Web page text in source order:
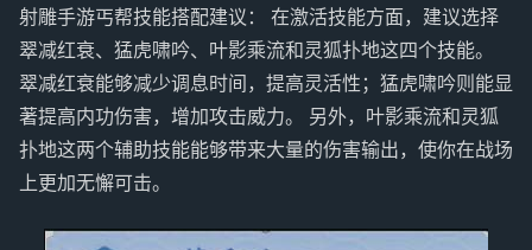
射雕手游丐帮技能搭配建议： 在激活技能方面，建议选择
翠减红衰、猛虎啸吟、叶影乘流和灵狐扑地这四个技能。
翠减红衰能够减少调息时间，提高灵活性；猛虎啸吟则能显
著提高内功伤害，增加攻击威力。 另外，叶影乘流和灵狐
扑地这两个辅助技能能够带来大量的伤害输出，使你在战场
上更加无懈可击。